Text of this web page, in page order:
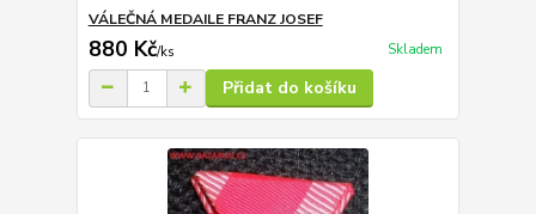
VÁLEČNÁ MEDAILE FRANZ JOSEF
880 Kč/ks Skladem
Přidat do košíku